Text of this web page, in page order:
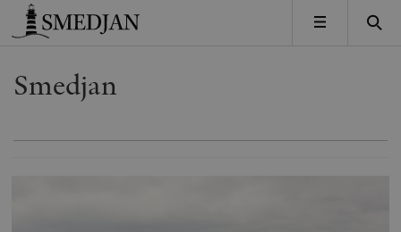
Timbro
MENY
Smedjan